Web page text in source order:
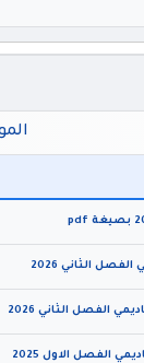
الثاني 2026
الفصل الثاني 2026
الفصل الاول 2025